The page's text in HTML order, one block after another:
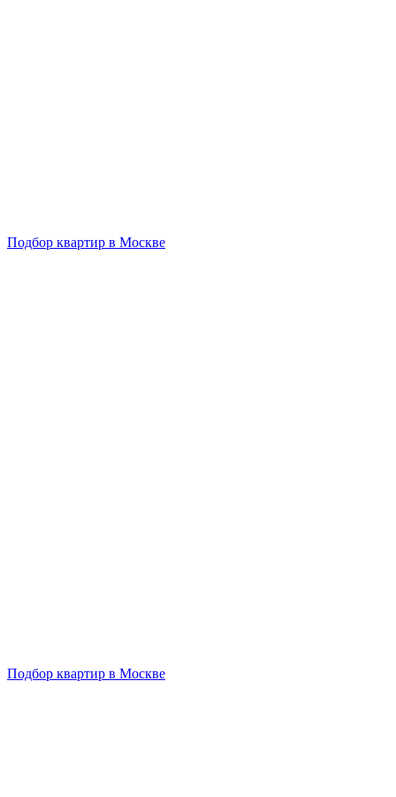
Подбор квартир в Москве
Подбор квартир в Москве